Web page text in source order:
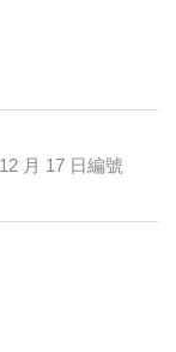
月 17 日編號